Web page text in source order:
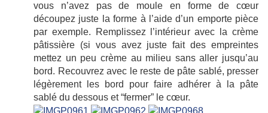
vous n’avez pas de moule en forme de cœur
découpez juste la forme à l’aide d’un emporte pièce
par exemple. Remplissez l’intérieur avec la crème
pâtissière (si vous avez juste fait des empreintes
mettez un peu crème au milieu sans aller jusqu’au
bord. Recouvrez avec le reste de pâte sablé, presser
légèrement les bord pour faire adhérer à la pâte
sablé du dessous et “fermer” le cœur.